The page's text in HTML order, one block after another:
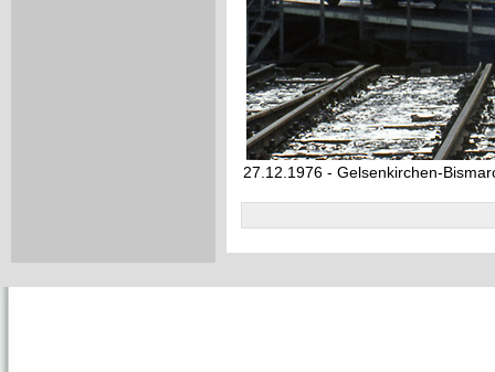
27.12.1976 - Gelsenkirchen-